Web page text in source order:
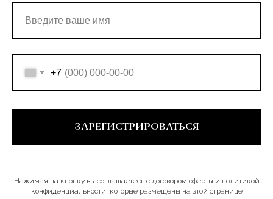
+7
ЗАРЕГИСТРИРОВАТЬСЯ
Нажимая на кнопку вы соглашаетесь с договором оферты и политикой
конфиденциальности, которые размещены на этой странице